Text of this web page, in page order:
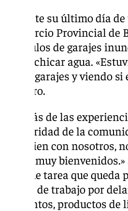
Durante su último día
Consorcio Provincial de
vehículos de garajes
para achicar agua.
de los garajes y viendo
Cordero.
Además de las
solidaridad de la
muy bien con nosotros,
sentir muy
enorme tarea que
meses de trabajo por
alimentos, productos